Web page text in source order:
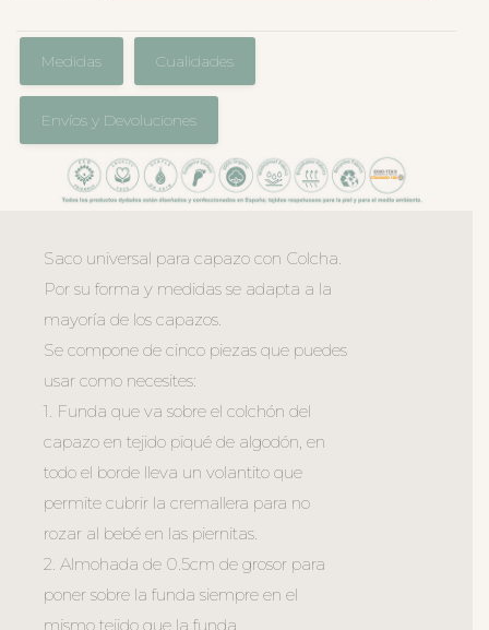
Medidas Cualidades
Envíos y Devoluciones
Saco universal para capazo con Colcha.
Por su forma y medidas se adapta a la
mayoría de los capazos.
Se compone de cinco piezas que puedes
usar como necesites:
1. Funda que va sobre el colchón del
capazo en tejido piqué de algodón, en
todo el borde lleva un volantito que
permite cubrir la cremallera para no
rozar al bebé en las piernitas.
2. Almohada de 0.5cm de grosor para
poner sobre la funda siempre en el
mismo tejido que la funda.